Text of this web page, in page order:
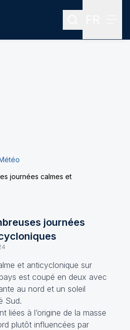
Rechercher
journées calmes et
journées
et anticyclonique sur
est coupé en deux avec
au nord et un soleil
Sud.
liées à l’origine de la masse
plutôt influencées par